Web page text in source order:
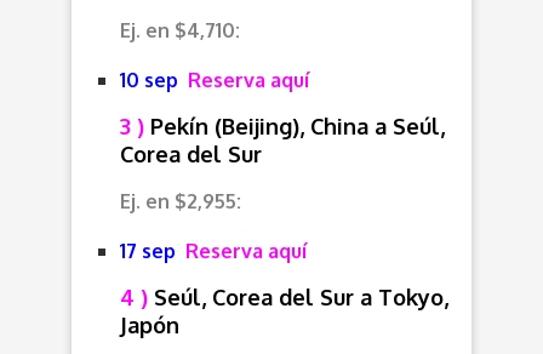
Ej. en $4,710:
10 sep Reserva aquí
3 ) Pekín (Beijing), China a Seúl,
Corea del Sur
Ej. en $2,955:
17 sep Reserva aquí
4 ) Seúl, Corea del Sur a Tokyo,
Japón